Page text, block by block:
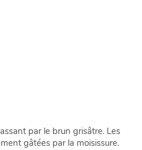
par le brun grisâtre. Les
gâtées par la moisissure.